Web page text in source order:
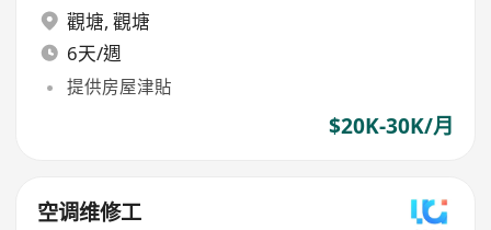
觀塘, 觀塘
6天/週
提供房屋津貼
$20K-30K/月
空调维修工